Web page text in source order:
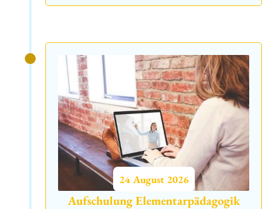
24 August 2026
Aufschulung Elementarpädagogik